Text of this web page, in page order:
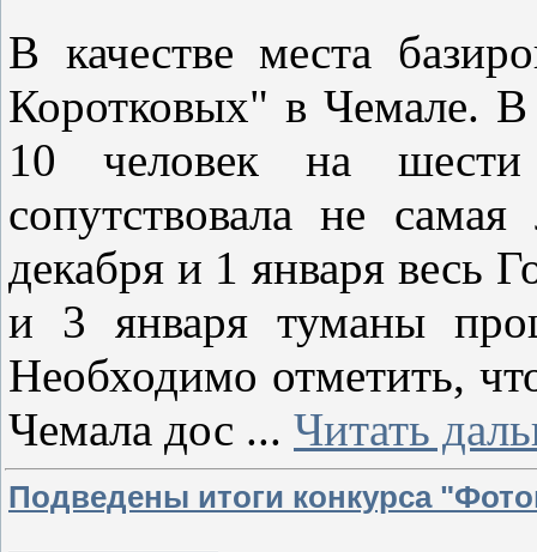
В качестве места
Коротковых" в Чемале.
10 человек на шести
сопутствовала не
декабря и 1 января весь
и 3 января туманы
Необходимо отметить,
Чемала дос ... Читать
Подведены итоги конкурса